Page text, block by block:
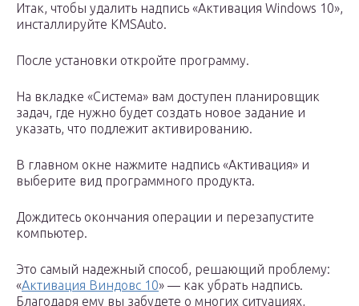
Итак, чтобы удалить надпись «Активация Windows 10»,
инсталлируйте KMSAuto.
После установки откройте программу.
На вкладке «Система» вам доступен планировщик
задач, где нужно будет создать новое задание и
указать, что подлежит активированию.
В главном окне нажмите надпись «Активация» и
выберите вид программного продукта.
Дождитесь окончания операции и перезапустите
компьютер.
Это самый надежный способ, решающий проблему:
«Активация Виндовс 10» — как убрать надпись.
Благодаря ему вы забудете о многих ситуациях,